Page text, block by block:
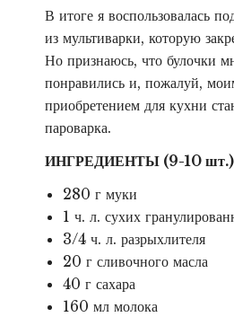
В итоге я воспользовалась
из мультиварки, которую
Но признаюсь, что булочки
понравились и, пожалуй,
приобретением для кухни
пароварка.
ИНГРЕДИЕНТЫ (9-10
280 г муки
1 ч. л. сухих
3/4 ч. л. разрыхлителя
20 г сливочного масла
40 г сахара
160 мл молока